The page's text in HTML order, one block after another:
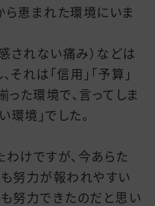
ら恵まれた環境にいま
されない痛み）などは
それは「信用」「予算」
った環境で、言ってしま
境」でした。
わけですが、今あらた
も努力が報われやすい
も努力できたのだと思い